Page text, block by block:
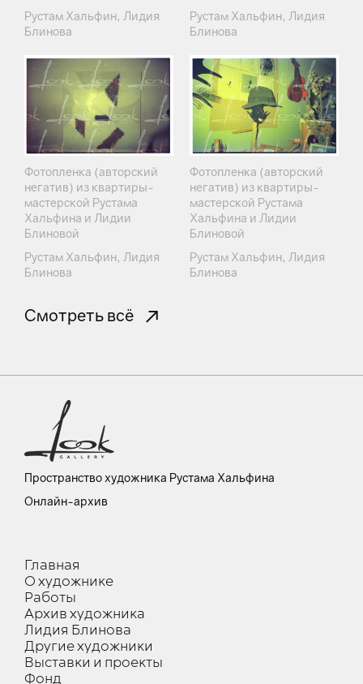
Рустам Хальфин, Лидия
Блинова
Рустам Хальфин, Лидия
Блинова
Фотопленка (авторский
негатив) из квартиры-
мастерской Рустама
Хальфина и Лидии
Блиновой
Рустам Хальфин, Лидия
Блинова
Фотопленка (авторский
негатив) из квартиры-
мастерской Рустама
Хальфина и Лидии
Блиновой
Рустам Хальфин, Лидия
Блинова
Смотреть всё
Пространство художника Рустама Хальфина
Онлайн-архив
Главная
О художнике
Работы
Архив художника
Лидия Блинова
Другие художники
Выставки и проекты
Фонд